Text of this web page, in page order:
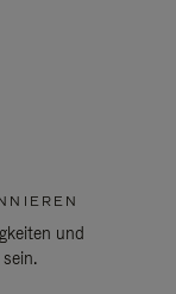
und